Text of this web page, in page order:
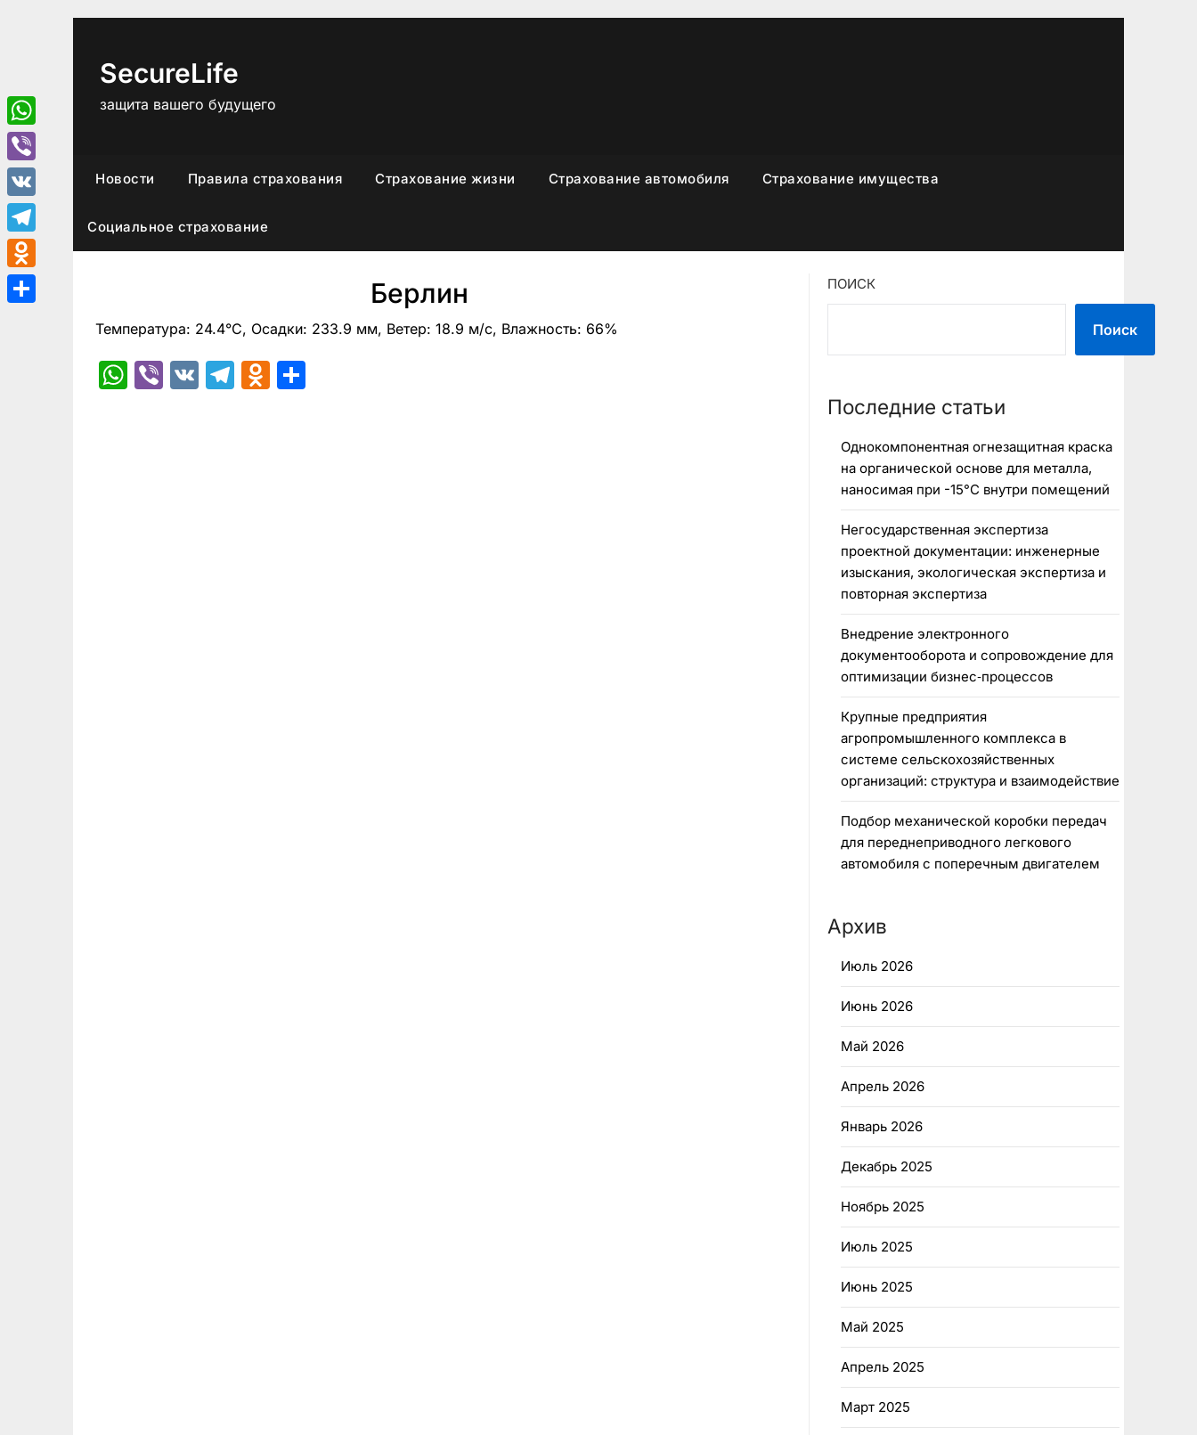
SecureLife
защита вашего будущего
Новости Правила страхования Страхование жизни Страхование автомобиля Страхование имущества
Социальное страхование
Берлин
Температура: 24.4°C, Осадки: 233.9 мм, Ветер: 18.9 м/с, Влажность: 66%
WhatsApp
Viber
VK Telegram
Odnoklassniki
ПОИСК
Поиск
Последние статьи
Однокомпонентная огнезащитная краска
на органической основе для металла,
наносимая при -15°C внутри помещений
Негосударственная экспертиза
проектной документации: инженерные
изыскания, экологическая экспертиза и
повторная экспертиза
Внедрение электронного
документооборота и сопровождение для
оптимизации бизнес‑процессов
Крупные предприятия
агропромышленного комплекса в
системе сельскохозяйственных
организаций: структура и взаимодействие
Подбор механической коробки передач
для переднеприводного легкового
автомобиля с поперечным двигателем
Архив
Июль 2026
Июнь 2026
Май 2026
Апрель 2026
Январь 2026
Декабрь 2025
Ноябрь 2025
Июль 2025
Июнь 2025
Май 2025
Апрель 2025
Март 2025
WhatsApp
Viber
VK
Telegram
Odnoklassniki